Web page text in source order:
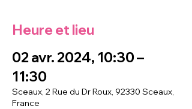
Heure et lieu
02 avr. 2024, 10:30 –
11:30
Sceaux, 2 Rue du Dr Roux, 92330 Sceaux,
France